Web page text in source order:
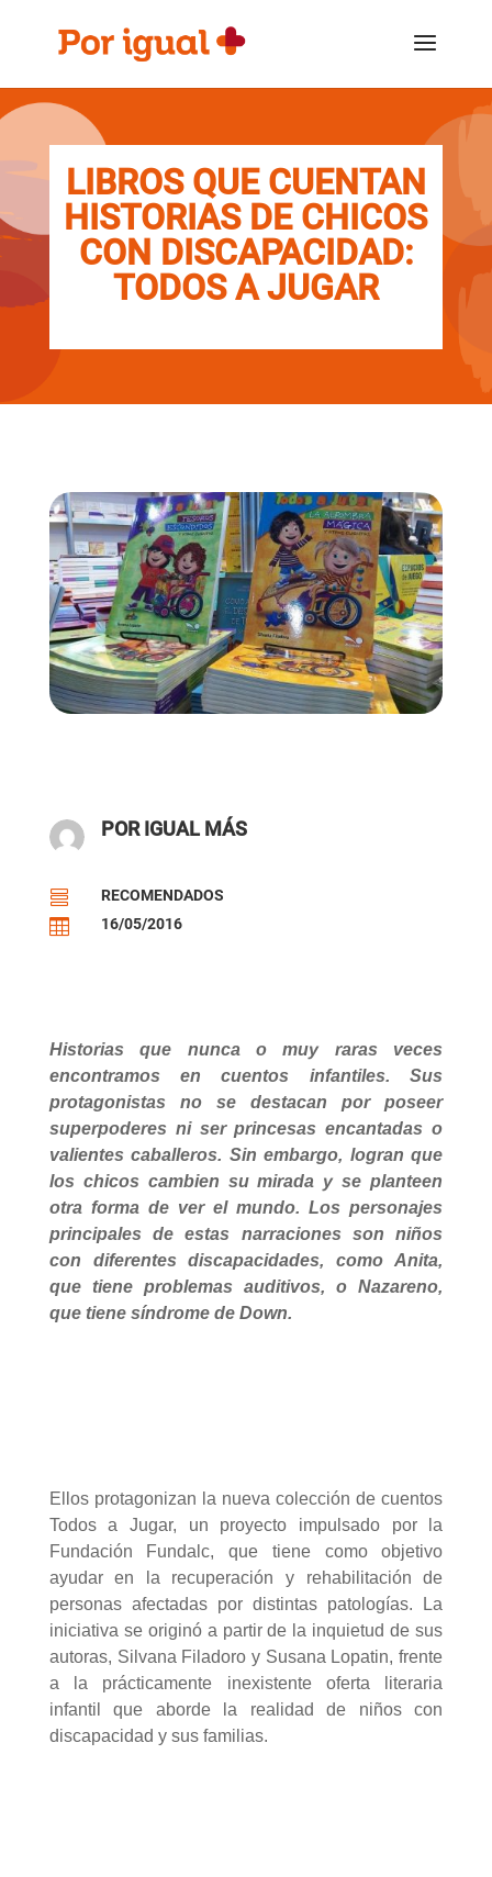
contenido
navegación
LIBROS QUE CUENTAN
HISTORIAS DE CHICOS
CON DISCAPACIDAD:
TODOS A JUGAR
POR IGUAL MÁS
 RECOMENDADOS
 16/05/2016
Historias que nunca o muy raras veces
encontramos en cuentos infantiles. Sus
protagonistas no se destacan por poseer
superpoderes ni ser princesas encantadas o
valientes caballeros. Sin embargo, logran que
los chicos cambien su mirada y se planteen
otra forma de ver el mundo. Los personajes
principales de estas narraciones son niños
con diferentes discapacidades, como Anita,
que tiene problemas auditivos, o Nazareno,
que tiene síndrome de Down.
Ellos protagonizan la nueva colección de cuentos
Todos a Jugar, un proyecto impulsado por la
Fundación Fundalc, que tiene como objetivo
ayudar en la recuperación y rehabilitación de
personas afectadas por distintas patologías.
La
iniciativa se originó a partir de la inquietud de sus
autoras, Silvana Filadoro y Susana Lopatin, frente
a la prácticamente inexistente oferta literaria
infantil que aborde la realidad de niños con
discapacidad y sus familias.